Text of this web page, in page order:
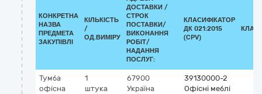
КОНКРЕТНА
НАЗВА
ПРЕДМЕТА
ЗАКУПІВЛІ
КІЛЬКІСТЬ
/
ОД.ВИМІРУ
ДОСТАВКИ /
СТРОК
ПОСТАВКИ/
ВИКОНАННЯ
РОБІТ/
НАДАННЯ
ПОСЛУГ:
КЛАСИФІКАТОР
ДК 021:2015
(CPV)
Тумба
офісна
1
штука
67900
Україна
39130000-2
Офісні меблі